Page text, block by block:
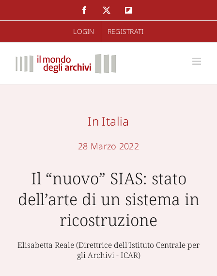
al
FacebookTwitter
LOGIN REGISTRATI
In Italia
28 Marzo 2022
Il “nuovo” SIAS: stato
dell’arte di un sistema in
ricostruzione
Elisabetta Reale (Direttrice dell'Istituto Centrale per
gli Archivi - ICAR)